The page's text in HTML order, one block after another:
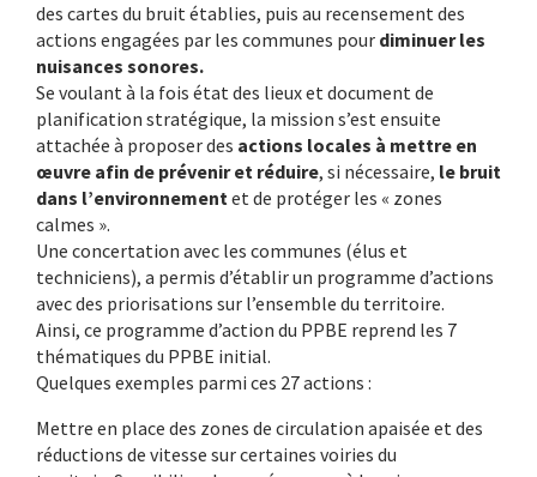
des cartes du bruit établies, puis au recensement des
actions engagées par les communes pour diminuer les
nuisances sonores.
Se voulant à la fois état des lieux et document de
planification stratégique, la mission s’est ensuite
attachée à proposer des actions locales à mettre en
œuvre afin de prévenir et réduire, si nécessaire, le bruit
dans l’environnementet de protéger les « zones
calmes ».
Une concertation avec les communes (élus et
techniciens), a permis d’établir un programme d’actions
avec des priorisations sur l’ensemble du territoire.
Ainsi, ce programme d’action du PPBE reprend les 7
thématiques du PPBE initial.
Quelques exemples parmi ces 27 actions :
Mettre en place des zones de circulation apaisée et des
réductions de vitesse sur certaines voiries du